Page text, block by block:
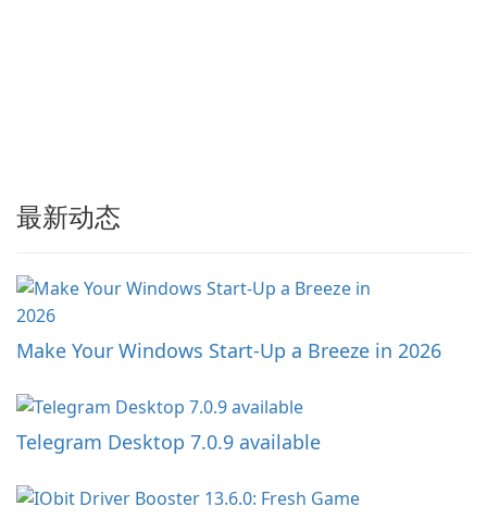
最新动态
Make Your Windows Start-Up a Breeze in 2026
Telegram Desktop 7.0.9 available